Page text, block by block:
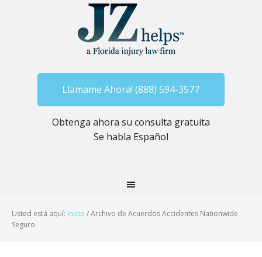
Llamame Ahora! (888) 594-3577
Obtenga ahora su consulta gratuita
Se habla Español
Usted está aquí: Inicio /Archivo de Acuerdos Accidentes Nationwide
Seguro